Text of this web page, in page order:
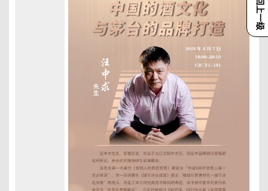
返回上一级